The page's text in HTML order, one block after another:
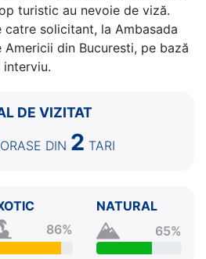
07:00 - ⚓
turistic au nevoie de viză.
catre solicitant, la Ambasada
din Bucuresti, pe bază
DE VIZITAT
ORASE DIN 2 TARI
86%
NATURAL
65%